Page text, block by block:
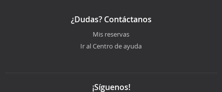
¿Dudas? Contáctanos
Mis reservas
Ir al Centro de ayuda
¡Síguenos!